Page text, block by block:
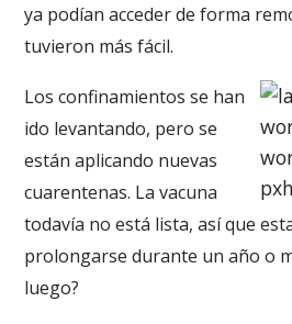
ya podían acceder de forma
tuvieron más fácil.
Los confinamientos se han
ido levantando, pero se
están aplicando nuevas
cuarentenas. La vacuna
todavía no está lista, así que
prolongarse durante un año o
luego?